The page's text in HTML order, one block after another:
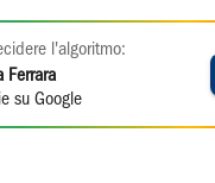
l'algoritmo:
Ferrara
su Google